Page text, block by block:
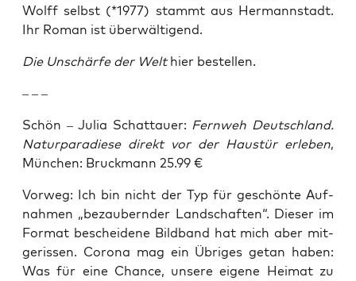
Wolff selbst (*1977) stammt aus Her­mann­stadt.
Ihr Roman ist überwältigend.
Die Unschär­fe der Welthier bestellen.
– – –
Schön – Julia Schatt­au­er: Fern­weh Deutsch­land.
Natur­pa­ra­die­se direkt vor der Haus­tür erle­ben,
Mün­chen: Bruck­mann 25.99 €
Vor­weg: Ich bin nicht der Typ für geschön­te Auf­
nah­men „bezau­bern­der Land­schaf­ten“. Die­ser im
For­mat beschei­de­ne Bild­band hat mich aber mit­
ge­ris­sen. Coro­na mag ein Übri­ges getan haben:
Was für eine Chan­ce, unse­re eige­ne Hei­mat zu